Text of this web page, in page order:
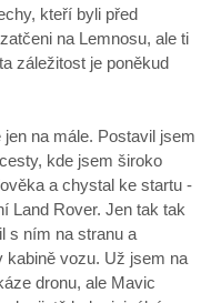
kteří byli před
na Lemnosu, ale ti
záležitost je poněkud
na mále. Postavil jsem
kde jsem široko
a chystal ke startu -
Land Rover. Jen tak tak
s ním na stranu a
kabině vozu. Už jsem na
dronu, ale Mavic